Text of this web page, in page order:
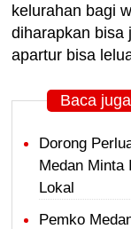
kelurahan bagi
diharapkan bisa
apartur bisa
Baca
Dorong
Medan Minta
Lokal
Pemko